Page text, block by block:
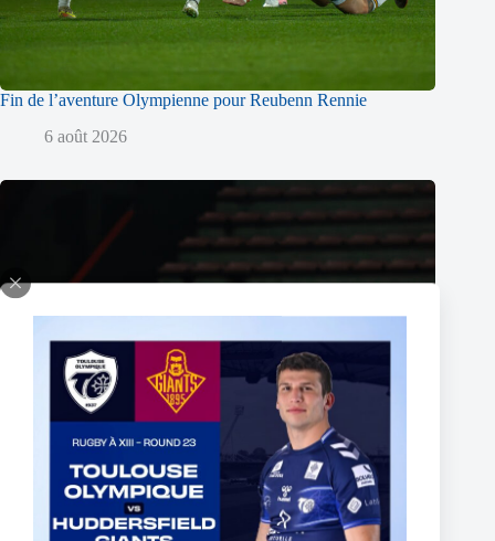
Fin de l’aventure Olympienne pour Reubenn Rennie
6 août 2026